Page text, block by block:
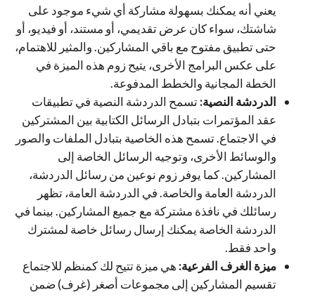
يعني أنه يمكنك بسهولة مشاركة أي شيء موجود على
شاشتك، سواء كان عرض تقديمي، أو مستند، أو فيديو، أو
حتى تطبيق مفتوح مع باقي المشاركين. والمثير للاهتمام،
على عكس البرامج الأخرى، يتيح زوم هذه الميزة في
الخطة المجانية والخطط المدفوعة.
الدردشة النصية:تسمح الدردشة النصية في تطبيقات
عقد المؤتمرات بتبادل الرسائل الكتابية بين المشتركين
في الاجتماع. تسمح هذه الخاصية بتبادل الملفات والصور
والوسائط الأخرى، وتوجيه الرسائل الخاصة إلى
المشاركين. كما يوفر زوم نوعين من رسائل الدردشة،
الدردشة العامة والخاصة. في الدردشة العامة، تظهر
رسائلك في نافذة مشتركة مع جميع المشاركين. بينما في
الدردشة الخاصة يمكنك إرسال رسائل خاصة لمشترك
واحد فقط.
ميزة الغرف الفرعية: هي ميزة تتيح لك كمنظم للاجتماع
تقسيم المشاركين إلى مجموعات أصغر (غرف) ضمن